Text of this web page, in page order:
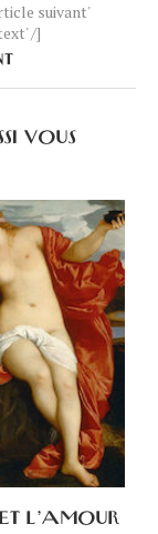
suivant'
/]
VOUS
L’AMOUR